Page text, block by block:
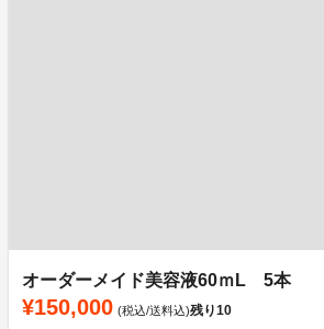
オーダーメイド美容液60ｍL 5本
¥150,000 (税込/送料込)残り10